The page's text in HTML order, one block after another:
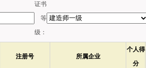
证书
等
级：
注册号 所属企业
个人得
分